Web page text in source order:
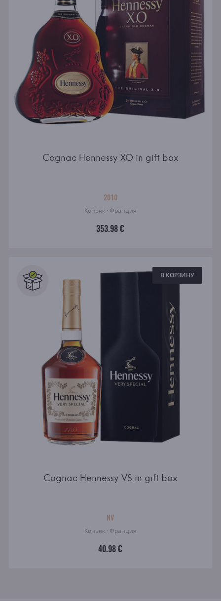
Cognac Hennessy XO in gift box
2010
Коньяк · Франция
353.98 €
В КОРЗИНУ
Cognac Hennessy VS in gift box
NV
Коньяк · Франция
40.98 €